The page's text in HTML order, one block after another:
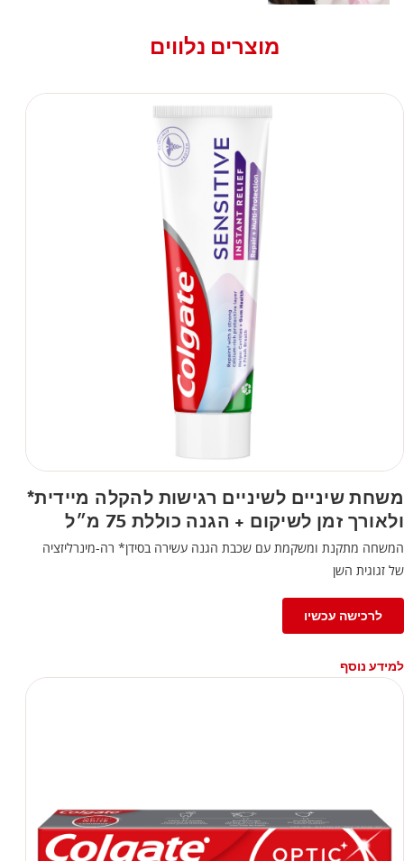
מוצרים נלווים
משחת שיניים לשיניים רגישות להקלה מיידית*
ולאורך זמן לשיקום + הגנה כוללת 75 מ״ל
המשחה מתקנת ומשקמת עם שכבת הגנה עשירה בסידן* רה-מינרליזציה
של זגוגית השן
לרכישה עכשיו
למידע נוסף